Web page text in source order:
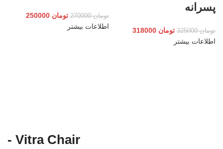
پسرانه
تومان325000 تومان
اطلاعات بیشتر
تومان270000 تومان
اطلاعات بیشتر
Vitra Chair -